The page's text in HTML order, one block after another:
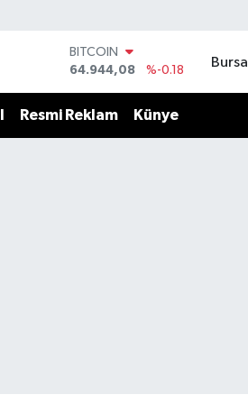
BITCOIN
64.944,08
%-0.18
47,7436
%0.18
Bursa
Resmi Reklam Künye